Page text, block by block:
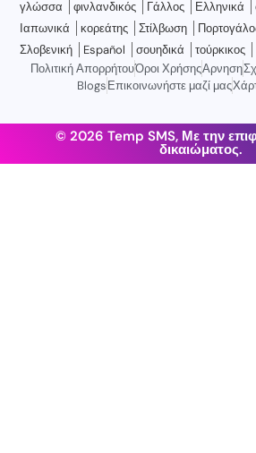
γλώσσα φινλανδικός Γάλλος Ελληνικά
Ιαπωνικά
κορεάτης Στίλβωση
Σλοβενική
Español σουηδικά τούρκικος
Πολιτική ΑπορρήτουΌροι ΧρήσηςΑρνηση
BlogsΕπικοινωνήστε μαζί μας
© 2026 Temp SMS, Με την
δικαιώματος.